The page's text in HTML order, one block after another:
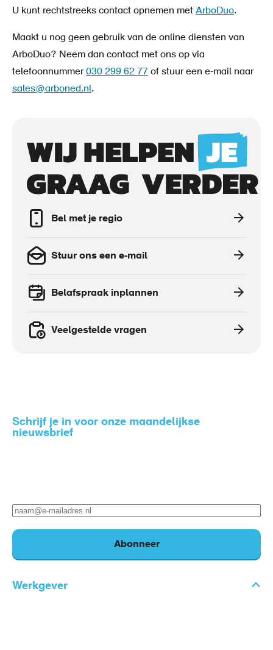
U kunt rechtstreeks contact opnemen met ArboDuo.
Maakt u nog geen gebruik van de online diensten van
ArboDuo? Neem dan contact met ons op via
telefoonnummer030 299 62 77 of stuur een e-mail naar
sales@arboned.nl.
Call
to
actions
Bel met je regio
Stuur ons een e-mail
Belafspraak inplannen
Veelgestelde vragen
Schrijf je in voor onze maandelijkse
nieuwsbrief
E-
Abonneer
Werkgever